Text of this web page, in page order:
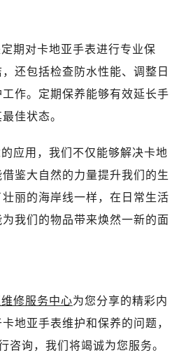
期对卡地亚手表进行专业保
还包括检查防水性能、调整日
作。定期保养能够有效延长手
佳状态。
应用，我们不仅能够解决卡地
鉴大自然的力量提升我们的生
丽的海岸线一样，在日常生活
我们的物品带来焕然一新的面
修服务中心为您分享的精彩内
地亚手表维护和保养的问题，
咨询，我们将竭诚为您服务。